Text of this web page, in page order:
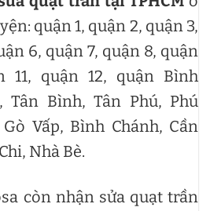
quận 1, quận 2, quận 3,
6, quận 7, quận 8, quận
11, quận 12, quận Bình
Tân Bình, Tân Phú, Phú
Vấp, Bình Chánh, Cần
Nhà Bè.
còn nhận sửa quạt trần